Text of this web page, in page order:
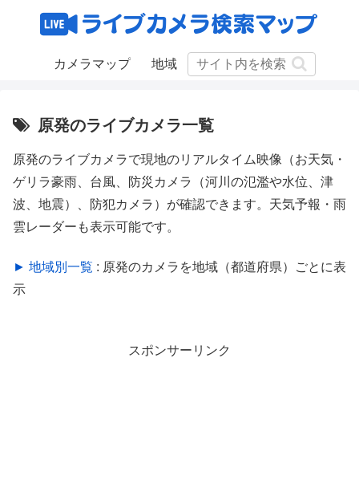
カメラマップ 地域
原発のライブカメラ一覧
原発のライブカメラで現地のリアルタイム映像（お天気・
ゲリラ豪雨、台風、防災カメラ（河川の氾濫や水位、津
波、地震）、防犯カメラ）が確認できます。天気予報・雨
雲レーダーも表示可能です。
► 地域別一覧 : 原発のカメラを地域（都道府県）ごとに表
示
スポンサーリンク